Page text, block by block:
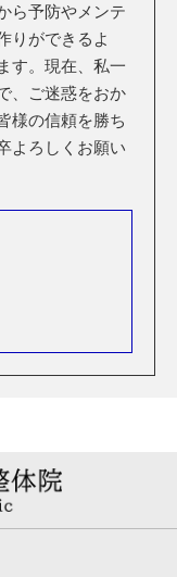
ら予防やメンテ
りができるよ
す。現在、私一
、ご迷惑をおか
様の信頼を勝ち
よろしくお願い